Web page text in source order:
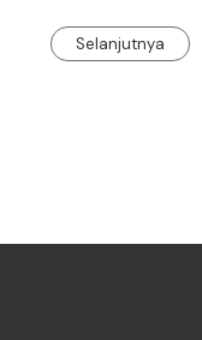
Selanjutnya